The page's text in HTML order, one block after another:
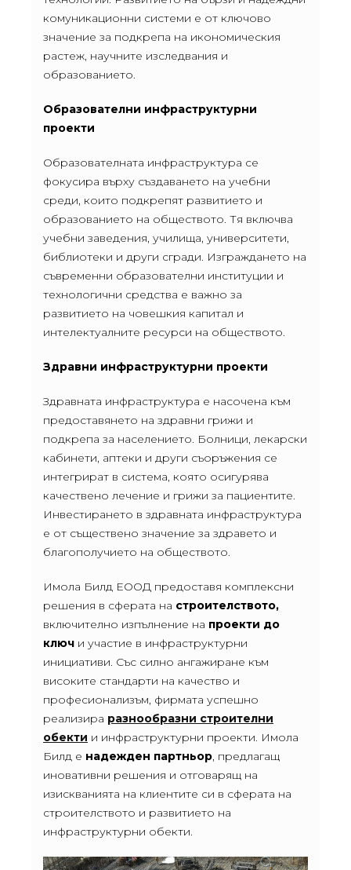
комуникационни системи е от ключово
значение за подкрепа на икономическия
растеж, научните изследвания и
образованието.
Образователни инфраструктурни
проекти
Образователната инфраструктура се
фокусира върху създаването на учебни
среди, които подкрепят развитието и
образованието на обществото. Тя включва
учебни заведения, училища, университети,
библиотеки и други сгради. Изграждането на
съвременни образователни институции и
технологични средства е важно за
развитието на човешкия капитал и
интелектуалните ресурси на обществото.
Здравни инфраструктурни проекти
Здравната инфраструктура е насочена към
предоставянето на здравни грижи и
подкрепа за населението. Болници, лекарски
кабинети, аптеки и други съоръжения се
интегрират в система, която осигурява
качествено лечение и грижи за пациентите.
Инвестирането в здравната инфраструктура
е от съществено значение за здравето и
благополучието на обществото.
Имола Билд ЕООД предоставя комплексни
решения в сферата на строителството,
включително изпълнение на проекти до
ключ и участие в инфраструктурни
инициативи. Със силно ангажиране към
високите стандарти на качество и
професионализъм, фирмата успешно
реализира разнообразни строителни
обекти и инфраструктурни проекти. Имола
Билд е надежден партньор, предлагащ
иновативни решения и отговарящ на
изискванията на клиентите си в сферата на
строителството и развитието на
инфраструктурни обекти.